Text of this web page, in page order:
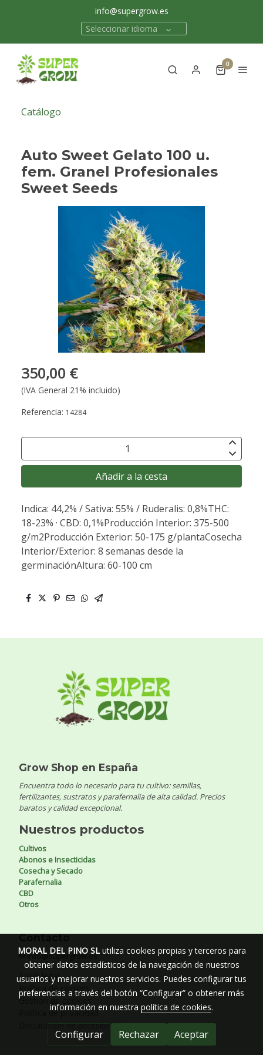
info@supergrow.es
Seleccionar idioma
0
Catálogo
Auto Sweet Gelato 100 u.
fem. Granel Profesionales
Sweet Seeds
350,00 €
(IVA General 21% incluido)
Referencia: 14284
Añadir a la cesta
Indica: 44,2% / Sativa: 55% / Ruderalis: 0,8%THC:
18-23% · CBD: 0,1%Producción Interior: 375-500
g/m2Producción Exterior: 50-175 g/plantaCosecha
Interior/Exterior: 8 semanas desde la
germinaciónAltura: 60-100 cm
Grow Shop en España
Encuentra todo lo necesario para tu cultivo: semillas,
fertilizantes, sustratos y parafernalia de alta calidad. Precios
baratos y calidad excepcional.
Nuestros productos
Cultivos
Abonos e Insecticidas
Cosecha y Secado
Parafernalia
CBD
Otros
Contacto
✉ info@supergrow.es
Aviso legal
Política de cookies
Gestión de cookies
Política de privacidad
Declaración de accesibilidad
MORAL DEL PINO SLutiliza cookies propias y terceros para
obtener datos estadísticos de la navegación de nuestros
usuarios y mejorar nuestros servicios. Puedes configurar tus
preferencias a través del botón “Configurar” o obtener más
información en nuestra política de cookies.
Configurar Rechazar Aceptar